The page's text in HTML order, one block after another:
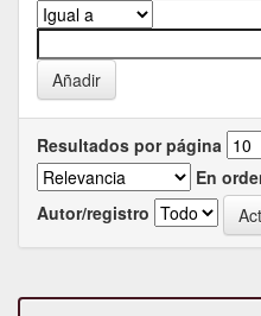
Resultados por página
En
Autor/registro